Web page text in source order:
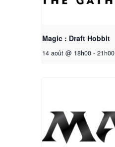
Magic : Draft Hobbit
14 août @ 18h00 - 21h00